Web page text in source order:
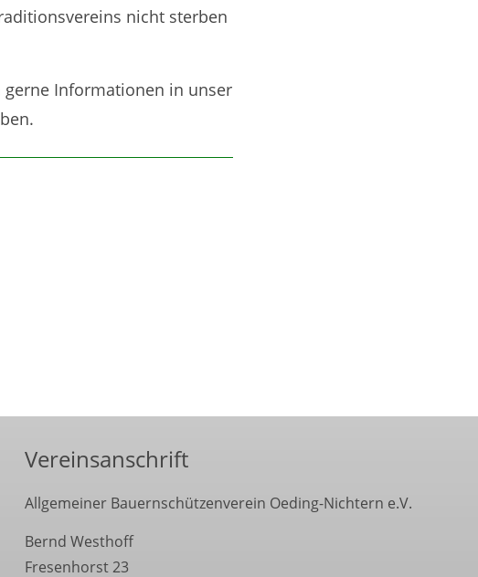
nicht sterben
gerne Informationen in unser
Vereinsanschrift
Allgemeiner Bauernschützenverein Oeding-Nichtern e.V.
Bernd Westhoff
Fresenhorst 23